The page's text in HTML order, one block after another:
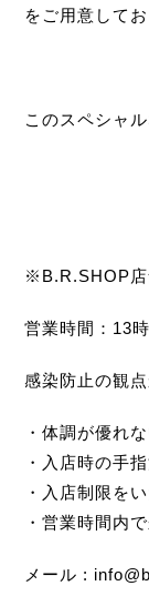
をご用意してお
このスペシャ
※B.R.SHOP店
営業時間：13
感染防止の観
・体調が優れ
・入店時の手
・入店制限を
・営業時間内
メール :